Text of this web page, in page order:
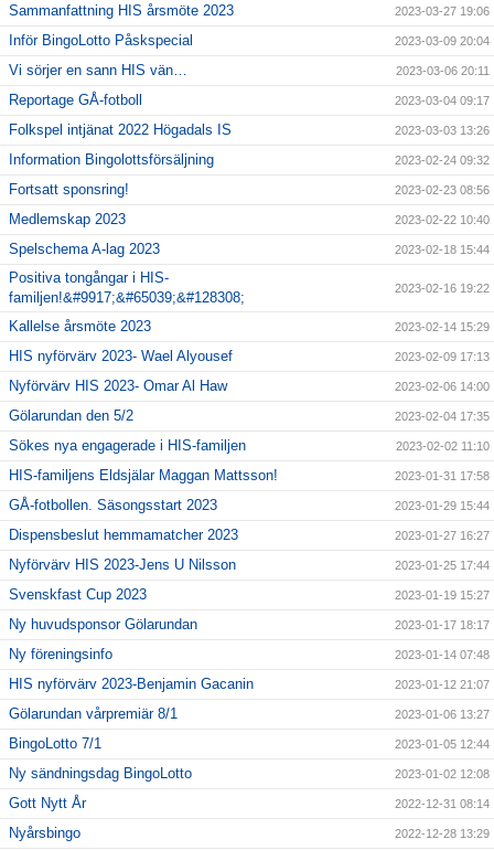
Sammanfattning HIS årsmöte 2023 2023-03-27 19:06
Inför BingoLotto Påskspecial 2023-03-09 20:04
Vi sörjer en sann HIS vän… 2023-03-06 20:11
Reportage GÅ-fotboll 2023-03-04 09:17
Folkspel intjänat 2022 Högadals IS 2023-03-03 13:26
Information Bingolottsförsäljning 2023-02-24 09:32
Fortsatt sponsring! 2023-02-23 08:56
Medlemskap 2023 2023-02-22 10:40
Spelschema A-lag 2023 2023-02-18 15:44
Positiva tongångar i HIS-
familjen!&#9917;&#65039;&#128308;
2023-02-16 19:22
Kallelse årsmöte 2023 2023-02-14 15:29
HIS nyförvärv 2023- Wael Alyousef 2023-02-09 17:13
Nyförvärv HIS 2023- Omar Al Haw 2023-02-06 14:00
Gölarundan den 5/2 2023-02-04 17:35
Sökes nya engagerade i HIS-familjen 2023-02-02 11:10
HIS-familjens Eldsjälar Maggan Mattsson! 2023-01-31 17:58
GÅ-fotbollen. Säsongsstart 2023 2023-01-29 15:44
Dispensbeslut hemmamatcher 2023 2023-01-27 16:27
Nyförvärv HIS 2023-Jens U Nilsson 2023-01-25 17:44
Svenskfast Cup 2023 2023-01-19 15:27
Ny huvudsponsor Gölarundan 2023-01-17 18:17
Ny föreningsinfo 2023-01-14 07:48
HIS nyförvärv 2023-Benjamin Gacanin 2023-01-12 21:07
Gölarundan vårpremiär 8/1 2023-01-06 13:27
BingoLotto 7/1 2023-01-05 12:44
Ny sändningsdag BingoLotto 2023-01-02 12:08
Gott Nytt År 2022-12-31 08:14
Nyårsbingo 2022-12-28 13:29